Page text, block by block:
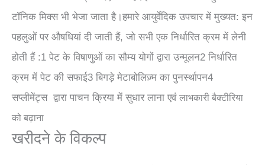
टॉनिक मिक्स भी भेजा जाता है।हमारे आयुर्वेदिक उपचार में मुख्यत: इन
पहलुओं पर औषधियां दी जाती हैं, जो सभी एक निर्धारित क्रम में लेनी
होती हैं :1 पेट के विषाणुओं का सौम्य योगों द्वारा उन्मूलन2 निर्धारित
क्रम में पेट की सफाई3 बिगड़े मेटाबोलिज़्म का पुनर्स्थापन4
सप्लीमेंट्स द्वारा पाचन क्रिया में सुधार लाना एवं लाभकारी बैक्टीरिया
को बढ़ाना
खरीदने के विकल्प